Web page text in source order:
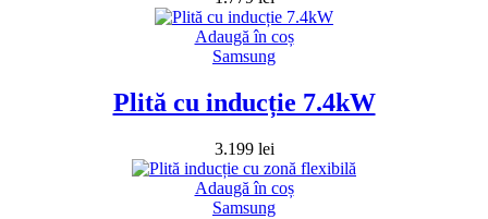
Adaugă în coș
Samsung
Plită cu inducție 7.4kW
3.199 lei
Adaugă în coș
Samsung